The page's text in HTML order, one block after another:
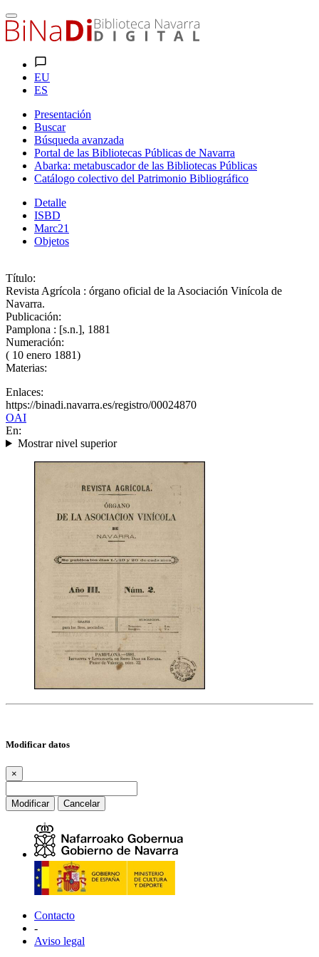
EU
ES
Presentación
Buscar
Búsqueda avanzada
Portal de las Bibliotecas Públicas de Navarra
Abarka: metabuscador de las Bibliotecas Públicas
Catálogo colectivo del Patrimonio Bibliográfico
Detalle
ISBD
Marc21
Objetos
Título:
Revista Agrícola : órgano oficial de la Asociación Vinícola de
Navarra.
Publicación:
Pamplona : [s.n.], 1881
Numeración:
( 10 enero 1881)
Materias:
Enlaces:
https://binadi.navarra.es/registro/00024870
OAI
En:
Mostrar nivel superior
Modificar datos
×
Modificar Cancelar
Contacto
-
Aviso legal